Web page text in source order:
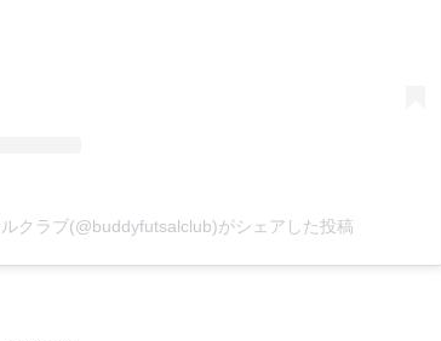
クラブ(@buddyfutsalclub)がシェアした投稿